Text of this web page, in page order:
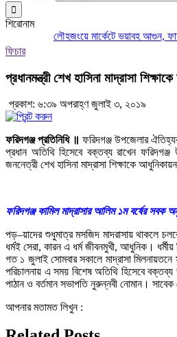
শিরোনাম
লৌহজংয়ে মার্কেটে ভয়াবহ আগুন,
ফিচার
প্রধানমন্ত্রী শেখ হাসিনা মাদ্রাসা
প্রকাশ: ৬:৩৯ অপরাহ্ণ জুলাই ৩, ২০১৯
ফরিদগঞ্জ প্রতিনিধি ॥ ফরিদগঞ্জ উপজেলার
প্রধান অতিথি হিসেবে বক্তব্য রাখেন ফরিদগঞ্জ
জননেত্রী শেখ হাসিনা মাদ্রাসা শিক্ষাকে
ফরিদগঞ্জ কামিল মাদ্রাসার আলিম ১ম বর্ষের
পড়–য়াদের শুধুমাত্র মসজিদ মাদরাসায় থাকলে
ধর্মই সেরা, কারন এ ধর্ম জীবনমুখী, আধুনিক।
গত ১ জুলাই সোমবার সকালে মাদ্রাসা
পরিচালনায় এ সময় বিশেষ অতিথি হিসেবে
পাঠান ও বর্তমান সভাপতি নুরুন্নবী নোমান।
আপনার মতামত লিখুন :